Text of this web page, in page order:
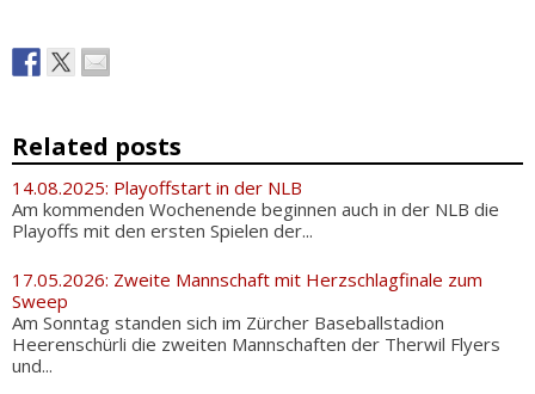
Related posts
14.08.2025: Playoffstart in der NLB
Am kommenden Wochenende beginnen auch in der NLB die
Playoffs mit den ersten Spielen der...
17.05.2026: Zweite Mannschaft mit Herzschlagfinale zum
Sweep
Am Sonntag standen sich im Zürcher Baseballstadion
Heerenschürli die zweiten Mannschaften der Therwil Flyers
und...